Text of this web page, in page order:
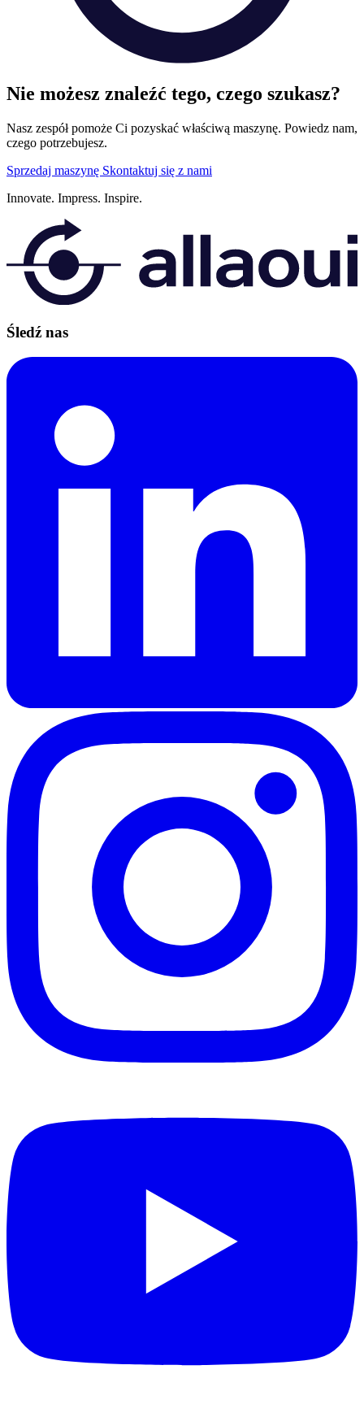
Nie możesz znaleźć tego, czego szukasz?
Nasz zespół pomoże Ci pozyskać właściwą maszynę. Powiedz nam,
czego potrzebujesz.
Sprzedaj maszynę Skontaktuj się z nami
Innovate. Impress. Inspire.
Śledź nas